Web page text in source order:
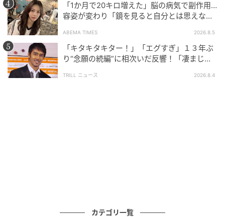
7月に「SHINE」ラインが発売されることで、Soruleの
シャンプー＆トリートメントは「AQUA」「BREEZE」
「SHINE」の3種類に。これからの暑い季節は、さらっ
と仕上がり頭皮もすっきり洗い上げる「BREEZE」の人
気が高まりそうとのことですが、夏ならではのハイト
ーンカラーに挑戦したい人、梅雨に合わせて縮毛矯正
「1か月で20キロ増えた」脳の病気で副作用…
容姿が変わり「鏡を見ると自分とは思えなか
ABEMA TIMES 2026.8.5
「キタキタキター！」「エグすぎ」１３年ぶ
り“念願の続編”に相次いだ反響！「凄まじく
TRILL ニュース 2026.8.4
カテゴリ一覧